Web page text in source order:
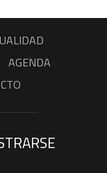
AGENDA